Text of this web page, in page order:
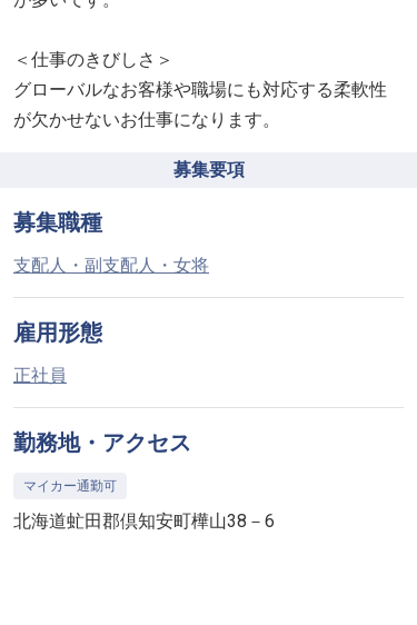
＜仕事のきびしさ＞
グローバルなお客様や職場にも対応する柔軟性
が欠かせないお仕事になります。
募集要項
募集職種
支配人・副支配人・女将
雇用形態
正社員
勤務地・アクセス
マイカー通勤可
北海道虻田郡倶知安町樺山38－6